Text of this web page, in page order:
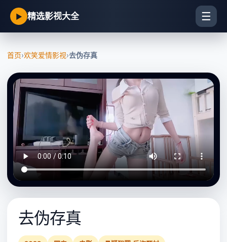
▶ 精选影视大全 ☰
首页›欢笑爱情影视›去伪存真
去伪存真